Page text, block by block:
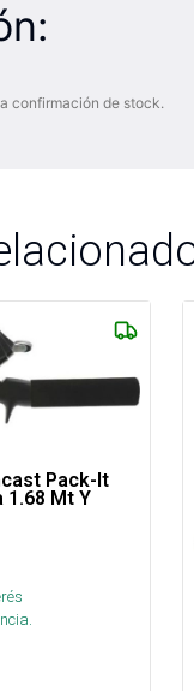
confirmación de stock.
Pack-It
1.68 Mt Y